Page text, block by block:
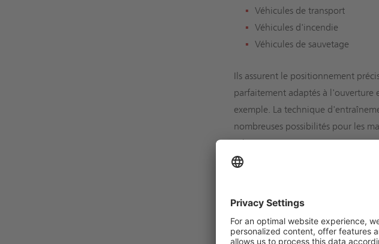
Véhicules de transport
Véhicules d'incendie
Véhicules de sauvetage
Ils assurent le positionnement
parfaitement adaptés à l'ouverture
exemple. La technique
nombreuses possibilités pour les
robuste assurent une énorme
Champ d'application
On attend beaucoup des
longue durée de vie et une
de secours et autres véhicules